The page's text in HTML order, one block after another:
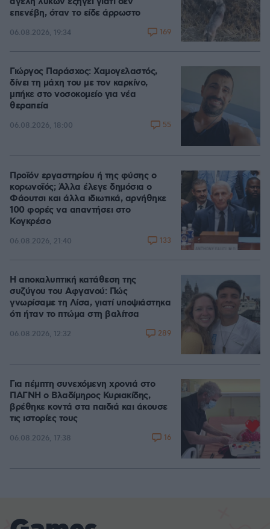
επενέβη, όταν το είδε άρρωστο
06.08.2026, 19:34 169
Γιώργος Παράσχος: Χαμογελαστός,
δίνει τη μάχη του με τον καρκίνο,
μπήκε στο νοσοκομείο για νέα
θεραπεία
06.08.2026, 18:00 55
Προϊόν εργαστηρίου ή της φύσης ο
κορωνοϊός; Άλλα έλεγε δημόσια ο
Φάουτσι και άλλα ιδιωτικά, αρνήθηκε
100 φορές να απαντήσει στο
Κογκρέσο
06.08.2026, 21:40 133
Η αποκαλυπτική κατάθεση της
συζύγου του Αφγανού: Πώς
γνωρίσαμε τη Λίσα, γιατί υποψιάστηκα
ότι ήταν το πτώμα στη βαλίτσα
06.08.2026, 12:32 289
Για πέμπτη συνεχόμενη χρονιά στο
ΠΑΓΝΗ ο Βλαδίμηρος Κυριακίδης,
βρέθηκε κοντά στα παιδιά και άκουσε
τις ιστορίες τους
06.08.2026, 17:38 16